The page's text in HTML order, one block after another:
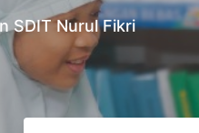
SDIT Nurul Fikri